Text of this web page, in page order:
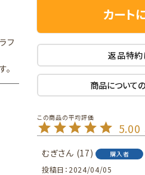
フ
カート
返品特約
商品について
5.00
むぎ 17 購入者
投稿日 2024/04/05